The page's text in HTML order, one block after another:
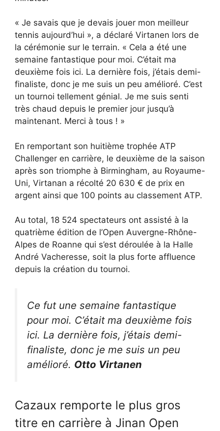
« Je savais que je devais jouer mon meilleur
tennis aujourd’hui », a déclaré Virtanen lors de
la cérémonie sur le terrain. « Cela a été une
semaine fantastique pour moi. C’était ma
deuxième fois ici. La dernière fois, j’étais demi-
finaliste, donc je me suis un peu amélioré. C’est
un tournoi tellement génial. Je me suis senti
très chaud depuis le premier jour jusqu’à
maintenant. Merci à tous ! »
En remportant son huitième trophée ATP
Challenger en carrière, le deuxième de la saison
après son triomphe à Birmingham, au Royaume-
Uni, Virtanan a récolté 20 630 € de prix en
argent ainsi que 100 points au classement ATP.
Au total, 18 524 spectateurs ont assisté à la
quatrième édition de l’Open Auvergne-Rhône-
Alpes de Roanne qui s’est déroulée à la Halle
André Vacheresse, soit la plus forte affluence
depuis la création du tournoi.
Ce fut une semaine fantastique
pour moi. C’était ma deuxième fois
ici. La dernière fois, j’étais demi-
finaliste, donc je me suis un peu
amélioré. Otto Virtanen
Cazaux remporte le plus gros
titre en carrière à Jinan Open